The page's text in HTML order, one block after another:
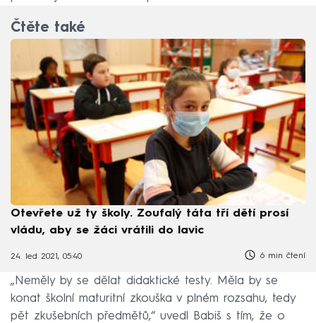
Čtěte také
Otevřete už ty školy. Zoufalý táta tří dětí prosí
vládu, aby se žáci vrátili do lavic
24. led 2021, 05:40 6 min čtení
„Neměly by se dělat didaktické testy. Měla by se
konat školní maturitní zkouška v plném rozsahu, tedy
pět zkušebních předmětů,“ uvedl Babiš s tím, že o